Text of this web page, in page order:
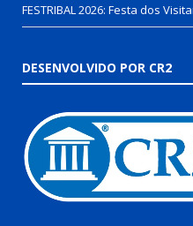
FESTRIBAL 2026: Festa dos
DESENVOLVIDO POR CR2